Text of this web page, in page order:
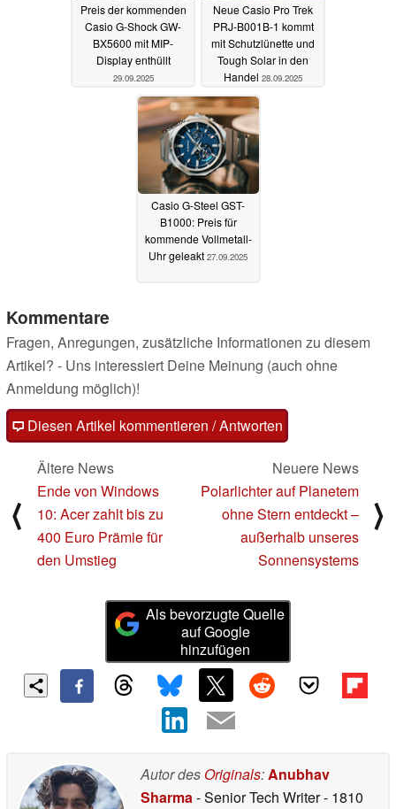
Preis der kommenden
Casio G-Shock GW-
BX5600 mit MIP-
Display enthüllt
29.09.2025
Neue Casio Pro Trek
PRJ-B001B-1 kommt
mit Schutzlünette und
Tough Solar in den
Handel 28.09.2025
Casio G-Steel GST-
B1000: Preis für
kommende Vollmetall-
Uhr geleakt 27.09.2025
Kommentare
Fragen, Anregungen, zusätzliche Informationen zu diesem
Artikel? - Uns interessiert Deine Meinung (auch ohne
Anmeldung möglich)!
Diesen Artikel kommentieren / Antworten
⟨
Ältere News
Ende von Windows
10: Acer zahlt bis zu
400 Euro Prämie für
den Umstieg
Neuere News
Polarlichter auf Planetem
ohne Stern entdeckt –
außerhalb unseres
Sonnensystems
⟩
Als bevorzugte Quelle
auf Google
hinzufügen
Autor des Originals:Anubhav
Sharma- Senior Tech Writer- 1810